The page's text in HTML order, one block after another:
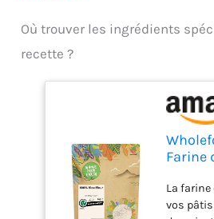
Où trouver les ingrédients
recette ?
Farine
fibres,
La farine
vos